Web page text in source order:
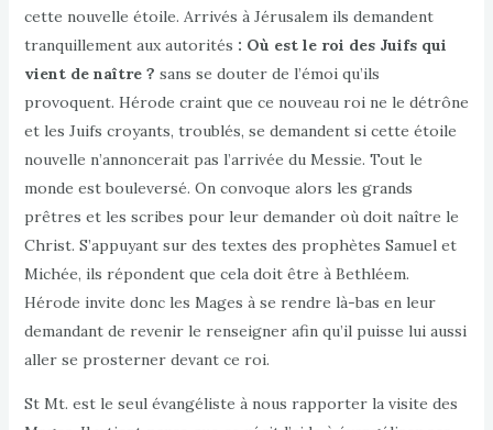
cette nouvelle étoile. Arrivés à Jérusalem ils demandent
tranquillement aux autorités : Où est le roi des Juifs qui
vient de naître ? sans se douter de l’émoi qu’ils
provoquent. Hérode craint que ce nouveau roi ne le détrône
et les Juifs croyants, troublés, se demandent si cette étoile
nouvelle n’annoncerait pas l’arrivée du Messie. Tout le
monde est bouleversé. On convoque alors les grands
prêtres et les scribes pour leur demander où doit naître le
Christ. S’appuyant sur des textes des prophètes Samuel et
Michée, ils répondent que cela doit être à Bethléem.
Hérode invite donc les Mages à se rendre là-bas en leur
demandant de revenir le renseigner afin qu’il puisse lui aussi
aller se prosterner devant ce roi.
St Mt. est le seul évangéliste à nous rapporter la visite des